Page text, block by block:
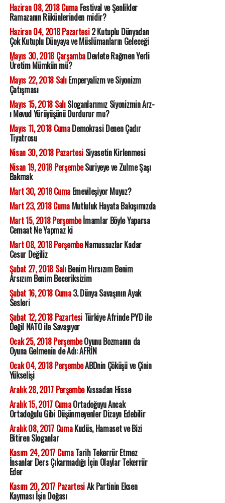
Haziran 08, 2018 CumaFestival ve Şenlikler
Ramazanın Rükünlerinden midir?
Haziran 04, 2018 Pazartesi2 Kutuplu Dünyadan
Çok Kutuplu Dünyaya ve Müslümanların Geleceği
Mayıs 30, 2018 ÇarşambaDevlete Rağmen Yerli
Üretim Mümkün mü?
Mayıs 22, 2018 SalıEmperyalizm ve Siyonizm
Çatışması
Mayıs 15, 2018 SalıSloganlarımız Siyonizmin Arz-
ı Mevud Yürüyüşünü Durdurur mu?
Mayıs 11, 2018 CumaDemokrasi Denen Çadır
Tiyatrosu
Nisan 30, 2018 PazartesiSiyasetin Kirlenmesi
Nisan 19, 2018 PerşembeSuriyeye ve Zulme Şaşı
Bakmak
Mart 30, 2018 CumaEmevileşiyor Muyuz?
Mart 23, 2018 CumaMutluluk Hayata Bakışımızda
Mart 15, 2018 Perşembeİmamlar Böyle Yaparsa
Cemaat Ne Yapmaz ki
Mart 08, 2018 PerşembeNamussuzlar Kadar
Cesur Değiliz
Şubat 27, 2018 SalıBenim Hırsızım Benim
Arsızım Benim Beceriksizim
Şubat 16, 2018 Cuma3. Dünya Savaşının Ayak
Sesleri
Şubat 12, 2018 PazartesiTürkiye Afrinde PYD ile
Değil NATO ile Savaşıyor
Ocak 25, 2018 PerşembeOyunu Bozmanın da
Oyuna Gelmenin de Adı: AFRİN
Ocak 04, 2018 PerşembeABDnin Çöküşü ve Çinin
Yükselişi
Aralık 28, 2017 PerşembeKıssadan Hisse
Aralık 15, 2017 CumaOrtadoğuyu Ancak
Ortadoğulu Gibi Düşünmeyenler Dizayn Edebilir
Aralık 08, 2017 CumaKudüs, Hamaset ve Bizi
Bitiren Sloganlar
Kasım 24, 2017 CumaTarih Tekerrür Etmez
İnsanlar Ders Çıkarmadığı İçin Olaylar Tekerrür
Eder
Kasım 20, 2017 PazartesiAk Partinin Eksen
Kayması İşin Doğası